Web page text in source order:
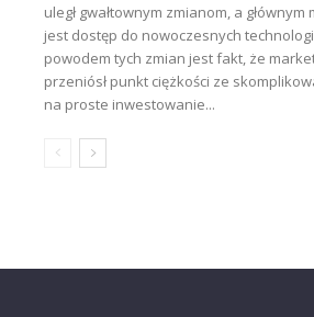
uległ gwałtownym zmianom, a
jest dostęp do nowoczesnych
powodem tych zmian jest fakt, że
przeniósł punkt ciężkości ze
na proste inwestowanie...